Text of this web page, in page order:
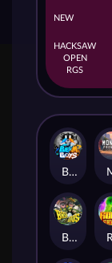
NEW
HACKSAW
OPEN
RGS
Beam Boys
BASH BROS